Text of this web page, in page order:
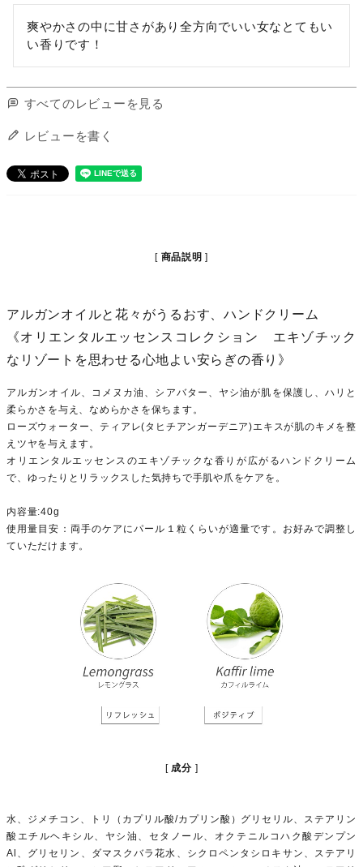
爽やかさの中に甘さがあり全方向でいい女なとてもい
い香りです！
すべてのレビューを見る
レビューを書く
商品説明
アルガンオイルと花々がうるおす、ハンドクリーム
《オリエンタルエッセンスコレクション エキゾチック
なリゾートを思わせる心地よい安らぎの香り》
アルガンオイル、コメヌカ油、シアバター、ヤシ油が肌を保護し、ハリと
柔らかさを与え、なめらかさを保ちます。
ローズウォーター、ティアレ(タヒチアンガーデニア)エキスが肌のキメを整
えツヤを与えます。
オリエンタルエッセンスのエキゾチックな香りが広がるハンドクリーム
で、ゆったりとリラックスした気持ちで手肌や爪をケアを。
内容量:40g
使用量目安：両手のケアにパール１粒くらいが適量です。お好みで調整し
ていただけます。
成分
水、ジメチコン、トリ（カプリル酸/カプリン酸）グリセリル、ステアリン
酸エチルヘキシル、ヤシ油、セタノール、オクテニルコハク酸デンプン
Al、グリセリン、ダマスクバラ花水、シクロペンタシロキサン、ステアリ